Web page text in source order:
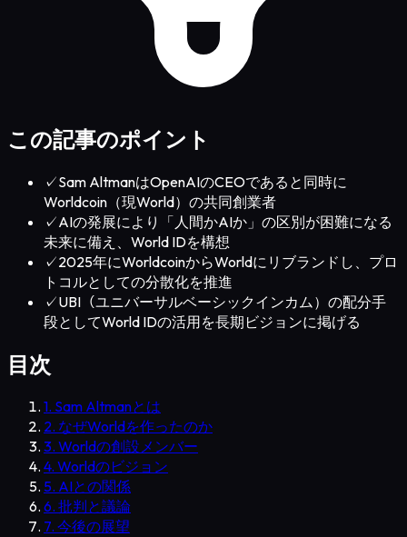
この記事のポイント
✓Sam AltmanはOpenAIのCEOであると同時に
Worldcoin（現World）の共同創業者
✓AIの発展により「人間かAIか」の区別が困難になる
未来に備え、World IDを構想
✓2025年にWorldcoinからWorldにリブランドし、プロ
トコルとしての分散化を推進
✓UBI（ユニバーサルベーシックインカム）の配分手
段としてWorld IDの活用を長期ビジョンに掲げる
目次
1. Sam Altmanとは
2. なぜWorldを作ったのか
3. Worldの創設メンバー
4. Worldのビジョン
5. AIとの関係
6. 批判と議論
7. 今後の展望